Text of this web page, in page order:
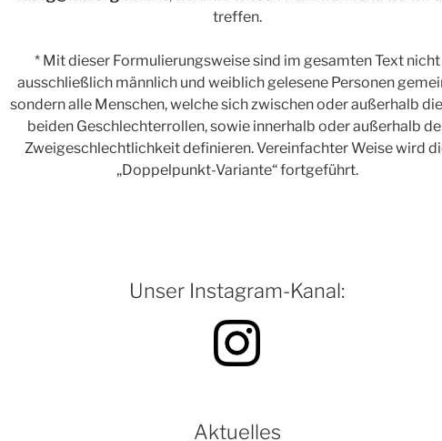
treffen.
* Mit dieser Formulierungsweise sind im gesamten Text nicht
ausschließlich männlich und weiblich gelesene Personen
sondern alle Menschen, welche sich zwischen oder außerhalb
beiden Geschlechterrollen, sowie innerhalb oder außerhalb
Zweigeschlechtlichkeit definieren. Vereinfachter Weise wird
„Doppelpunkt-Variante“ fortgeführt.
Unser Instagram-Kanal:
Aktuelles